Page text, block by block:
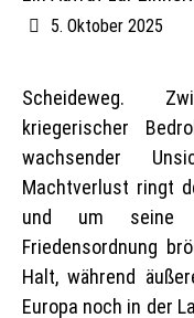
5. Oktober 2025
Scheideweg.
kriegerischer
wachsender
Machtverlust ringt
und um seine
Friedensordnung
Halt, während
Europa noch in der